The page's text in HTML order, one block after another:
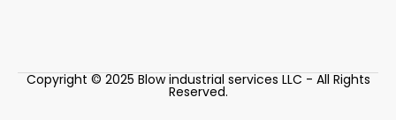
Copyright © 2025 Blow industrial services LLC - All Rights
Reserved.